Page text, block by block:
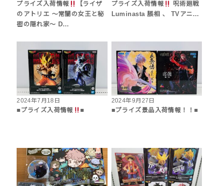
プライズ入荷情報
【ライザ
のアトリエ 〜常闇の女王と秘
密の隠れ家〜 D…
プライズ入荷情報
呪術廻戦
Luminasta 脹相 、 TVアニ…
2024年7月18日
■プライズ入荷情報
■
2024年9月27日
■プライズ景品入荷情報！！■